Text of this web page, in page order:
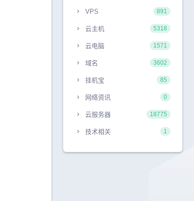
VPS 891
云主机 5318
云电脑 1571
域名 3602
挂机宝 85
网络资讯 0
云服务器 18775
技术相关 1